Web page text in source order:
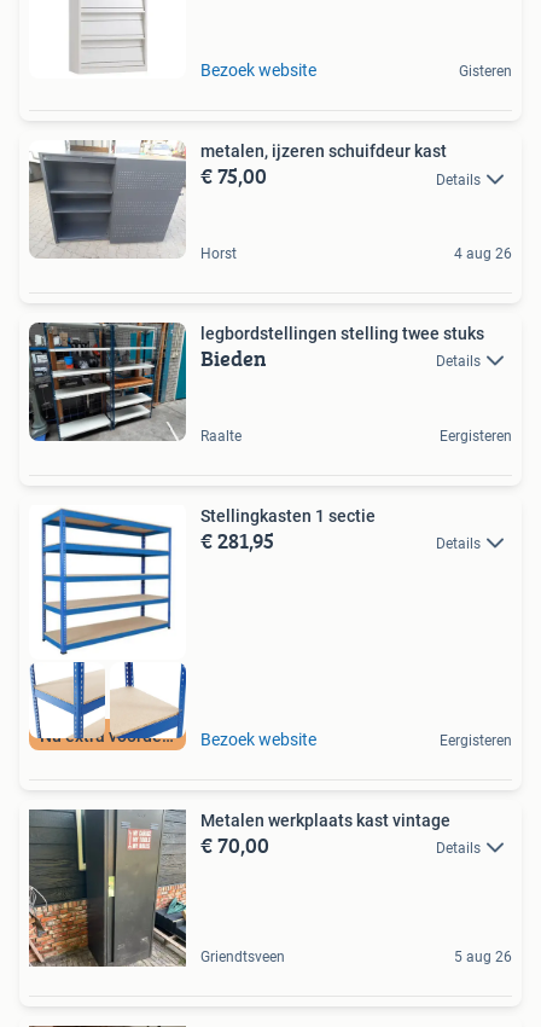
Bezoek website Gisteren
metalen, ijzeren schuifdeur kast
€ 75,00 Details
Horst 4 aug 26
legbordstellingen stelling twee stuks
Bieden Details
Raalte Eergisteren
Nu extra voordeel
Stellingkasten 1 sectie
€ 281,95 Details
Bezoek website Eergisteren
Metalen werkplaats kast vintage
€ 70,00 Details
Griendtsveen 5 aug 26